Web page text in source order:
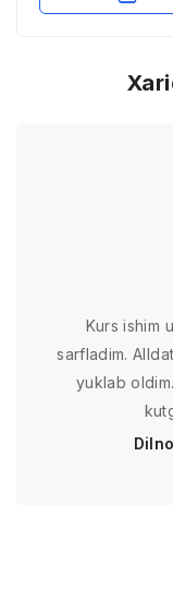
Kurs ishim
sarfladim.
yuklab